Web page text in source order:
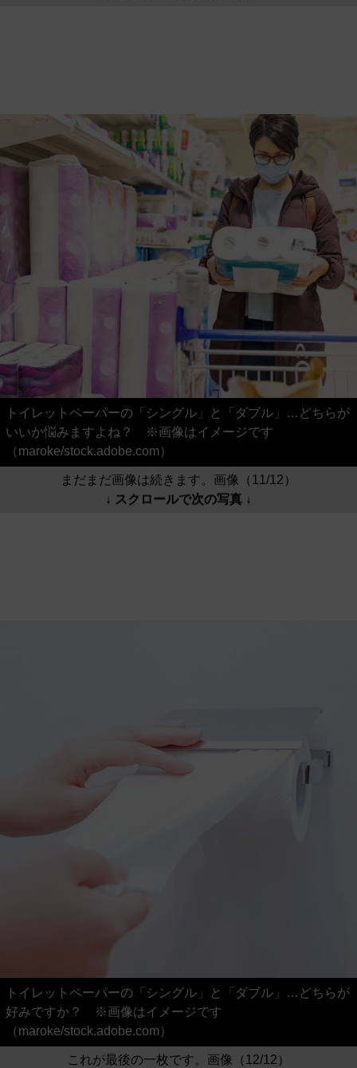
トイレットペーパーの「シングル」と「ダブル」…どちらが
いいか悩みますよね？ ※画像はイメージです
（maroke/stock.adobe.com）
まだまだ画像は続きます。画像（11/12）
↓ スクロールで次の写真 ↓
トイレットペーパーの「シングル」と「ダブル」…どちらが
好みですか？ ※画像はイメージです
（maroke/stock.adobe.com）
これが最後の一枚です。画像（12/12）